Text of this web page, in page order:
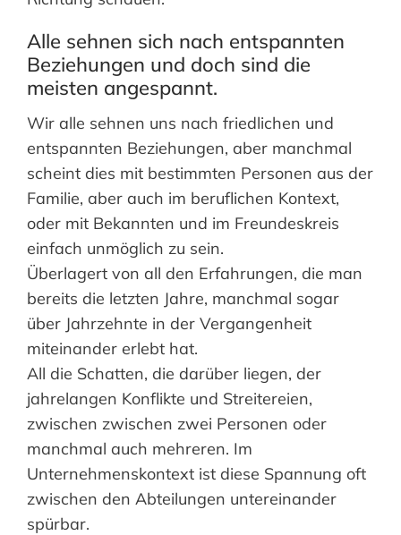
Alle sehnen sich nach entspannten
Beziehungen und doch sind die
meisten angespannt.
Wir alle sehnen uns nach friedlichen und
entspannten Beziehungen, aber manchmal
scheint dies mit bestimmten Personen aus der
Familie, aber auch im beruflichen Kontext,
oder mit Bekannten und im Freundeskreis
einfach unmöglich zu sein.
Überlagert von all den Erfahrungen, die man
bereits die letzten Jahre, manchmal sogar
über Jahrzehnte in der Vergangenheit
miteinander erlebt hat.
All die Schatten, die darüber liegen, der
jahrelangen Konflikte und Streitereien,
zwischen zwischen zwei Personen oder
manchmal auch mehreren. Im
Unternehmenskontext ist diese Spannung oft
zwischen den Abteilungen untereinander
spürbar.